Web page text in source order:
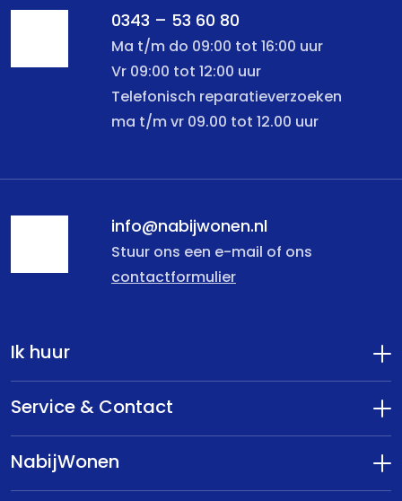
0343 – 53 60 80
Ma t/m do 09:00 tot 16:00 uur
Vr 09:00 tot 12:00 uur
Telefonisch reparatieverzoeken
ma t/m vr 09.00 tot 12.00 uur
info@nabijwonen.nl
Stuur ons een e-mail of ons
contactformulier
Ik huur
Service & Contact
NabijWonen